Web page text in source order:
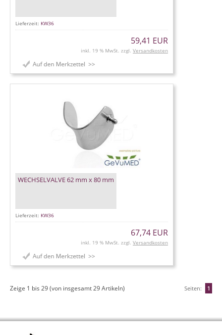
Lieferzeit: KW36
59,41 EUR
inkl. 19 % MwSt. zzgl. Versandkosten
WECHSELVALVE 62 mm x 80 mm
Lieferzeit: KW36
67,74 EUR
inkl. 19 % MwSt. zzgl. Versandkosten
Zeige 1 bis 29(von insgesamt29Artikeln) Seiten: 1